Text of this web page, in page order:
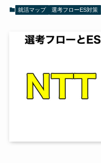
就活マップ 選考フローES対策